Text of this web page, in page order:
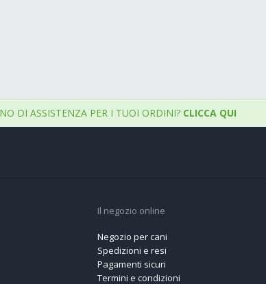
DI ASSISTENZA PER I TUOI ORDINI? CLICCA QUI
Il negozio online
Negozio per cani
Spedizioni e resi
Pagamenti sicuri
Termini e condizioni